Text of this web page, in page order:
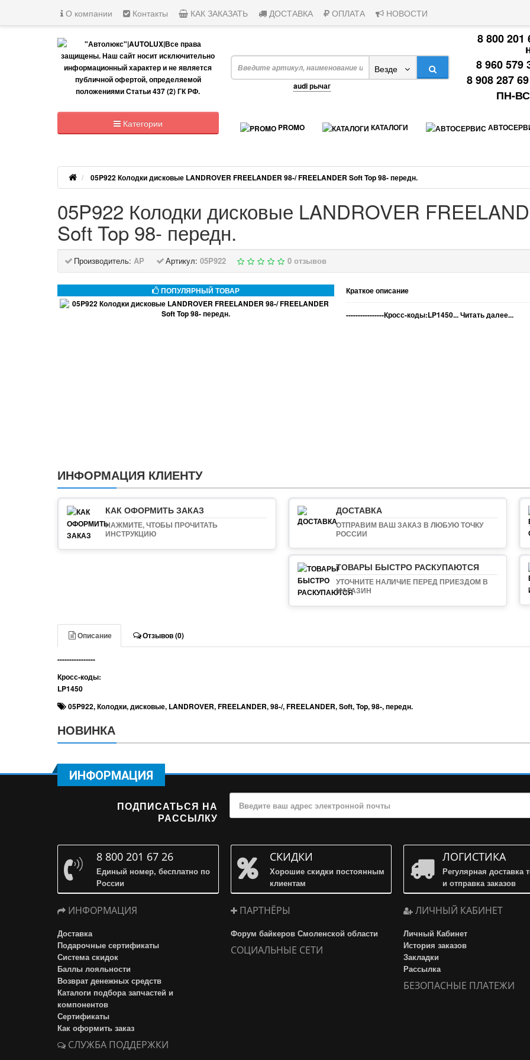
О компании Контакты КАК ЗАКАЗАТЬ ДОСТАВКА ОПЛАТА НОВОСТИ
8 800
8 960 579
8 908 287
ПН-
Везде
audi рычаг
PROMO КАТАЛОГИ
Категории
05P922 Колодки дисковые LANDROVER FREELANDER 98-/ FREELANDER Soft Top 98- передн.
05P922 Колодки дисковые LANDROVER
Soft Top 98- передн.
Производитель: AP Артикул: 05P922 0 отзывов
ПОПУЛЯРНЫЙ ТОВАР Краткое описание
----------------Кросс-коды:LP1450...Читать далее...
ИНФОРМАЦИЯ КЛИЕНТУ
КАК ОФОРМИТЬ ЗАКАЗ
НАЖМИТЕ, ЧТОБЫ ПРОЧИТАТЬ
ИНСТРУКЦИЮ
ДОСТАВКА
ОТПРАВИМ ВАШ ЗАКАЗ В ЛЮБУЮ ТОЧКУ
РОССИИ
ТОВАРЫ БЫСТРО РАСКУПАЮТСЯ
УТОЧНИТЕ НАЛИЧИЕ ПЕРЕД ПРИЕЗДОМ В
МАГАЗИН
Описание Отзывов (0)
----------------
Кросс-коды:
LP1450
05P922,Колодки,дисковые, LANDROVER,FREELANDER,98-/,FREELANDER,Soft,Top,98-,передн.
НОВИНКА
ИНФОРМАЦИЯ
ПОДПИСАТЬСЯ НА
РАССЫЛКУ
8 800 201 67 26
Единый номер, бесплатно по
России
СКИДКИ
Хорошие скидки постоянным
клиентам
ЛОГИСТИКА
Регулярная доставка
и отправка заказов
ИНФОРМАЦИЯ
Доставка
Подарочные сертификаты
Система скидок
Баллы лояльности
Возврат денежных средств
Каталоги подбора запчастей и
компонентов
Сертификаты
Как оформить заказ
СЛУЖБА ПОДДЕРЖКИ
ПАРТНЁРЫ
Форум байкеров Смоленской области
СОЦИАЛЬНЫЕ СЕТИ
ЛИЧНЫЙ КАБИНЕТ
Личный Кабинет
История заказов
Закладки
Рассылка
БЕЗОПАСНЫЕ ПЛАТЕЖИ